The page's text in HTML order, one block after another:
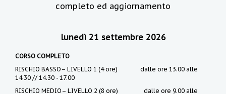
completo ed aggiornamento
lunedì 21 settembre 2026
CORSO COMPLETO
RISCHIO BASSO– LIVELLO 1 (4 ore) dalle ore 13.00 alle
14.30 // 14.30 - 17.00
RISCHIO MEDIO– LIVELLO 2 (8 ore) dalle ore 9.00 alle